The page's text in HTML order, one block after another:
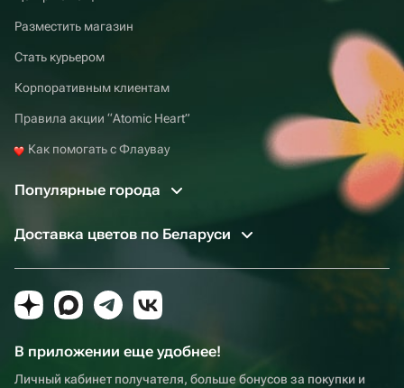
Разместить магазин
Стать курьером
Корпоративным клиентам
Правила акции “Atomic Heart”
Как помогать с Флаувау
Популярные города
Доставка цветов по Беларуси
В приложении еще удобнее!
Личный кабинет получателя, больше бонусов за покупки и